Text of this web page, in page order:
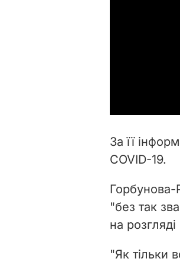
За її
COVID-19.
Горбунова-
"без так
на
"Як тільки